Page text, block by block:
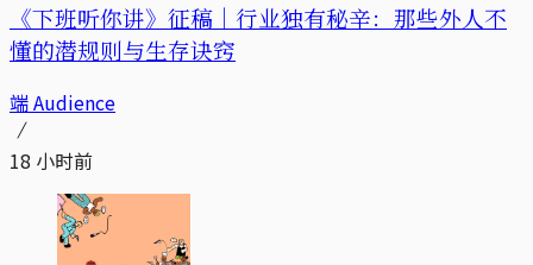
《下班听你讲》征稿｜行业独有秘辛：那些外人不
懂的潜规则与生存诀窍
端 Audience
18 小时前